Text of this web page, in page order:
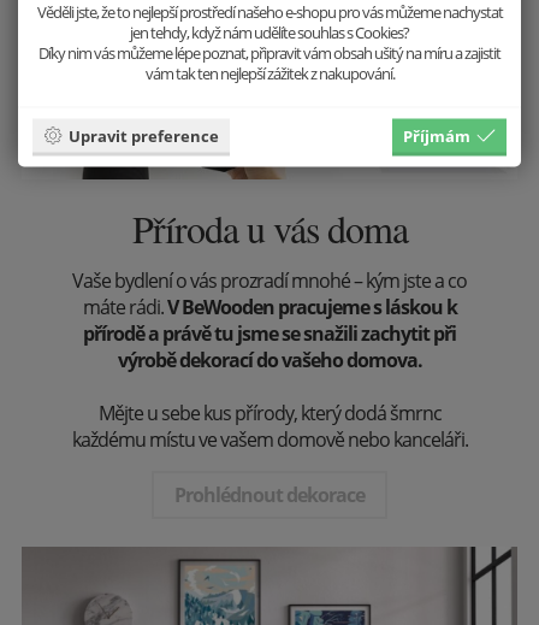
Příroda u vás doma
Vaše bydlení o vás prozradí mnohé – kým jste a co
máte rádi.V BeWooden pracujeme s láskou k
přírodě a právě tu jsme se snažili zachytit při
výrobě dekorací do vašeho domova.
Mějte u sebe kus přírody, který dodá šmrnc
každému místu ve vašem domově nebo kanceláři.
Prohlédnout dekorace
Věděli jste, že to nejlepší prostředí našeho e-shopu pro vás můžeme nachystat
jen tehdy, když nám udělíte souhlas s Cookies?
Díky nim vás můžeme lépe poznat, připravit vám obsah ušitý na míru a zajistit
vám tak ten nejlepší zážitek z nakupování.
Upravit preference Příjmám